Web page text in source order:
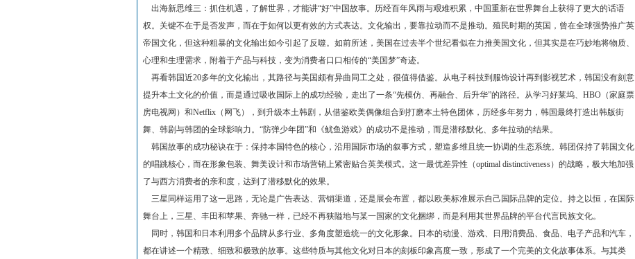
出海新思维三：抓住机遇，了解世界，才能讲“好”中国故事。历经百年风雨与艰难积累，中国重新在世界舞台上获得了更大的话语
权。关键不在于是否发声，而在于如何以更有效的方式表达。文化输出，要靠拉动而不是推动。殖民时期的英国，曾在全球强势推广英
帝国文化，但这种粗暴的文化输出如今引起了反噬。如前所述，美国在过去半个世纪看似在力推美国文化，但其实是在巧妙地将物质、
心理和生理需求，附着于产品与科技，变为消费者口口相传的“美国梦”奇迹。
再看韩国近20多年的文化输出，其路径与美国颇有异曲同工之处，很值得借鉴。从电子科技到服饰设计再到影视艺术，韩国没有刻意
提升本土文化的价值，而是通过吸收国际上的成功经验，走出了一条“先模仿、再融合、后升华”的路径。从学习好莱坞、HBO（家庭票
房电视网）和Netflix（网飞），到升级本土韩剧，从借鉴欧美偶像组合到打磨本土特色团体，历经多年努力，韩国最终打造出韩版街
舞、韩剧与韩团的全球影响力。“防弹少年团”和《鱿鱼游戏》的成功不是推动，而是潜移默化、多年拉动的结果。
韩国故事的成功秘诀在于：保持本国特色的核心，沿用国际市场的叙事方式，塑造多维且统一协调的生态系统。韩团保持了韩国文化
的唱跳核心，而在形象包装、舞美设计和市场营销上紧密贴合英美模式。这一最优差异性（optimal distinctiveness）的战略，极大地加强
了与西方消费者的亲和度，达到了潜移默化的效果。
三星同样运用了这一思路，无论是广告表达、营销渠道，还是展会布置，都以欧美标准展示自己国际品牌的定位。持之以恒，在国际
舞台上，三星、丰田和苹果、奔驰一样，已经不再狭隘地与某一国家的文化捆绑，而是利用其世界品牌的平台代言民族文化。
同时，韩国和日本利用多个品牌从多行业、多角度塑造统一的文化形象。日本的动漫、游戏、日用消费品、食品、电子产品和汽车，
都在讲述一个精致、细致和极致的故事。这些特质与其他文化对日本的刻板印象高度一致，形成了一个完美的文化故事体系。与其类